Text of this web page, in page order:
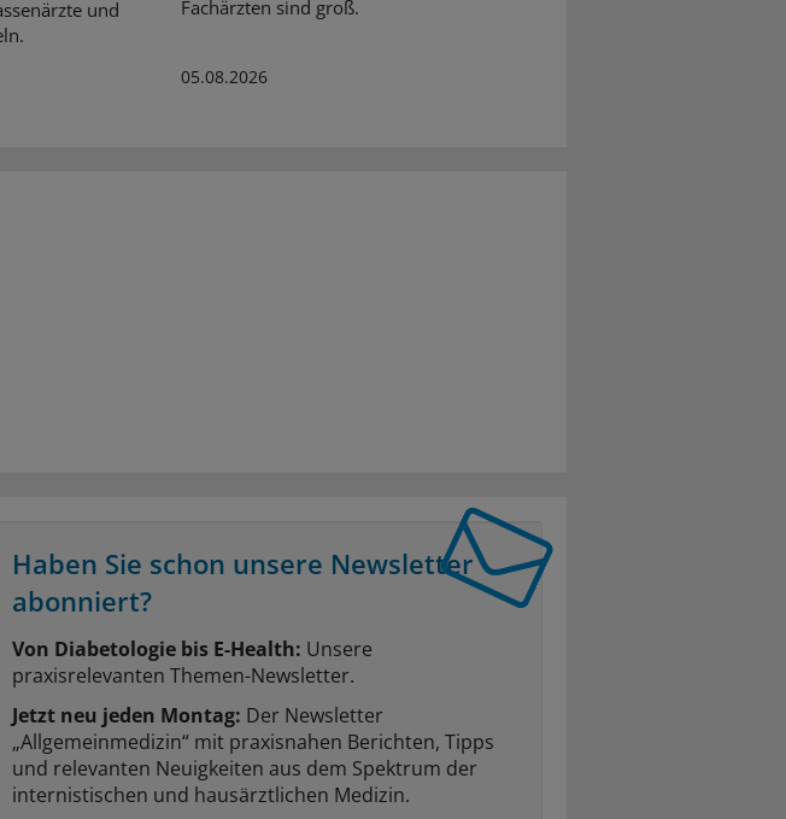
und
Fachärzten sind groß.
05.08.2026
Haben Sie schon unsere Newsletter
abonniert?
Von Diabetologie bis E-Health: Unsere
praxisrelevanten Themen-Newsletter.
Jetzt neu jeden Montag: Der Newsletter
„Allgemeinmedizin“ mit praxisnahen Berichten, Tipps
und relevanten Neuigkeiten aus dem Spektrum der
internistischen und hausärztlichen Medizin.